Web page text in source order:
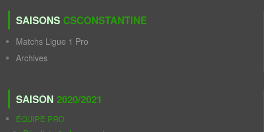
SAISONS CSCONSTANTINE
Matchs Ligue 1 Pro
Archives
SAISON 2020/2021
ÉQUIPE PRO